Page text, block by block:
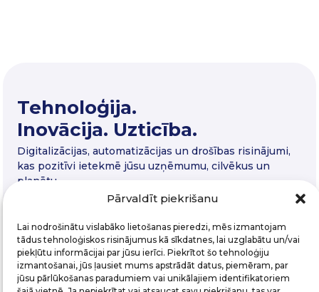
Pārvaldīt piekrišanu
Lai nodrošinātu vislabāko lietošanas pieredzi, mēs izmantojam
tādus tehnoloģiskos risinājumus kā sīkdatnes, lai uzglabātu un/vai
piekļūtu informācijai par jūsu ierīci. Piekrītot šo tehnoloģiju
izmantošanai, jūs ļausiet mums apstrādāt datus, piemēram, par
jūsu pārlūkošanas paradumiem vai unikālajiem identifikatoriem
Tehnoloģija.
Inovācija. Uzticība.
Digitalizācijas, automatizācijas un drošības risinājumi,
kas pozitīvi ietekmē jūsu uzņēmumu, cilvēkus un
planētu.